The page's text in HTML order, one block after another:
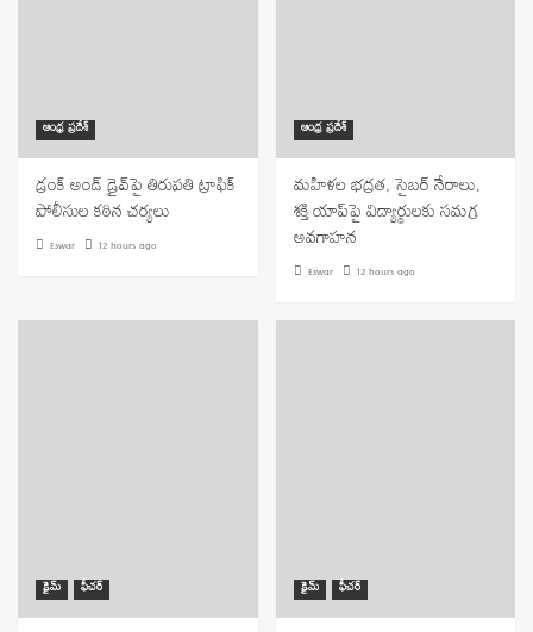
ఆంధ్ర ప్రదేశ్
డ్రంక్ అండ్ డ్రైవ్‌పై తిరుపతి ట్రాఫిక్
పోలీసుల కఠిన చర్యలు
Eswar 12 hours ago
ఆంధ్ర ప్రదేశ్
మహిళల భద్రత, సైబర్ నేరాలు,
శక్తి యాప్‌పై విద్యార్థులకు సమగ్ర
అవగాహన
Eswar 12 hours ago
క్రైమ్ ఫీచర్ క్రైమ్ ఫీచర్